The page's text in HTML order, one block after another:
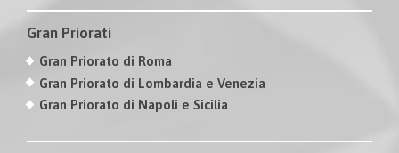
Gran Priorati
Gran Priorato di Roma
Gran Priorato di Lombardia e Venezia
Gran Priorato di Napoli e Sicilia